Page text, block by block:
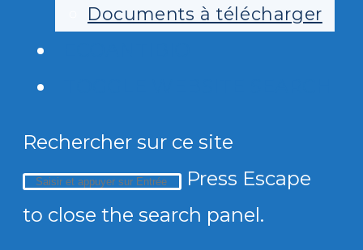
Documents à télécharger
Rechercher sur ce site
Press Escape
to close the search panel.